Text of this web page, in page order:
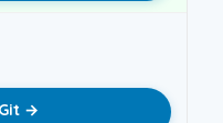
→